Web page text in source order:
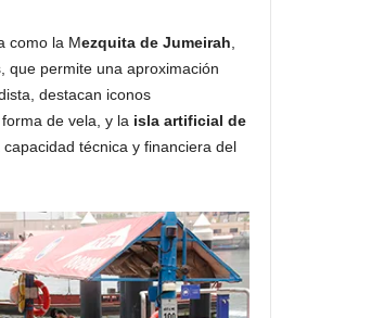
como la Mezquita de Jumeirah
que permite una aproximación
destacan iconos
de vela, y la isla artificial de
técnica y financiera del